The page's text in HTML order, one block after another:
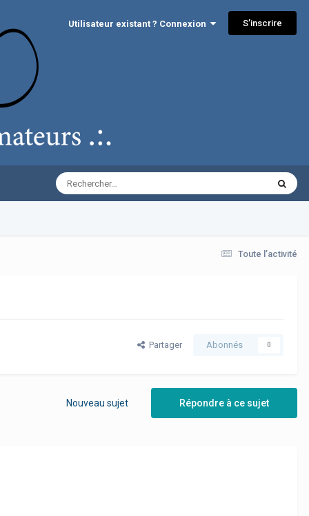
Utilisateur existant ? Connexion S’inscrire
Toute l’activité
Partager Abonnés 0
Répondre à ce sujet
Nouveau sujet